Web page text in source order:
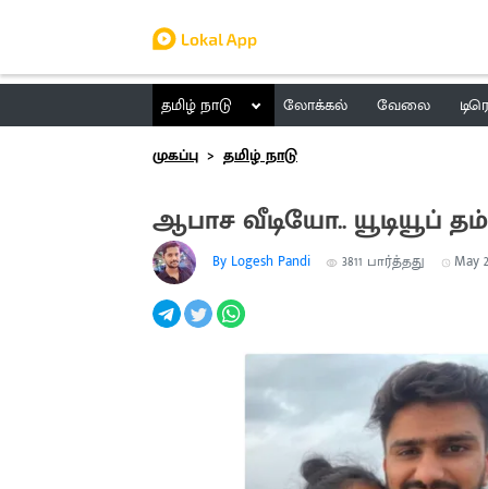
தமிழ் நாடு லோக்கல் வேலை
முகப்பு
தமிழ் நாடு
ஆபாச வீடியோ.. யூடியூப்
By Logesh Pandi 3811 பார்த்தது May